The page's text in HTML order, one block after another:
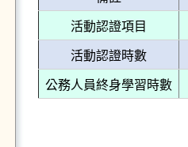
活動認證項目
活動認證時數
公務人員終身學習時數